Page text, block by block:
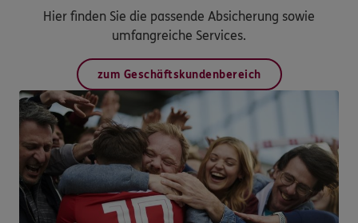
Hier finden Sie die passende Absicherung sowie
umfangreiche Services.
zum Geschäftskundenbereich